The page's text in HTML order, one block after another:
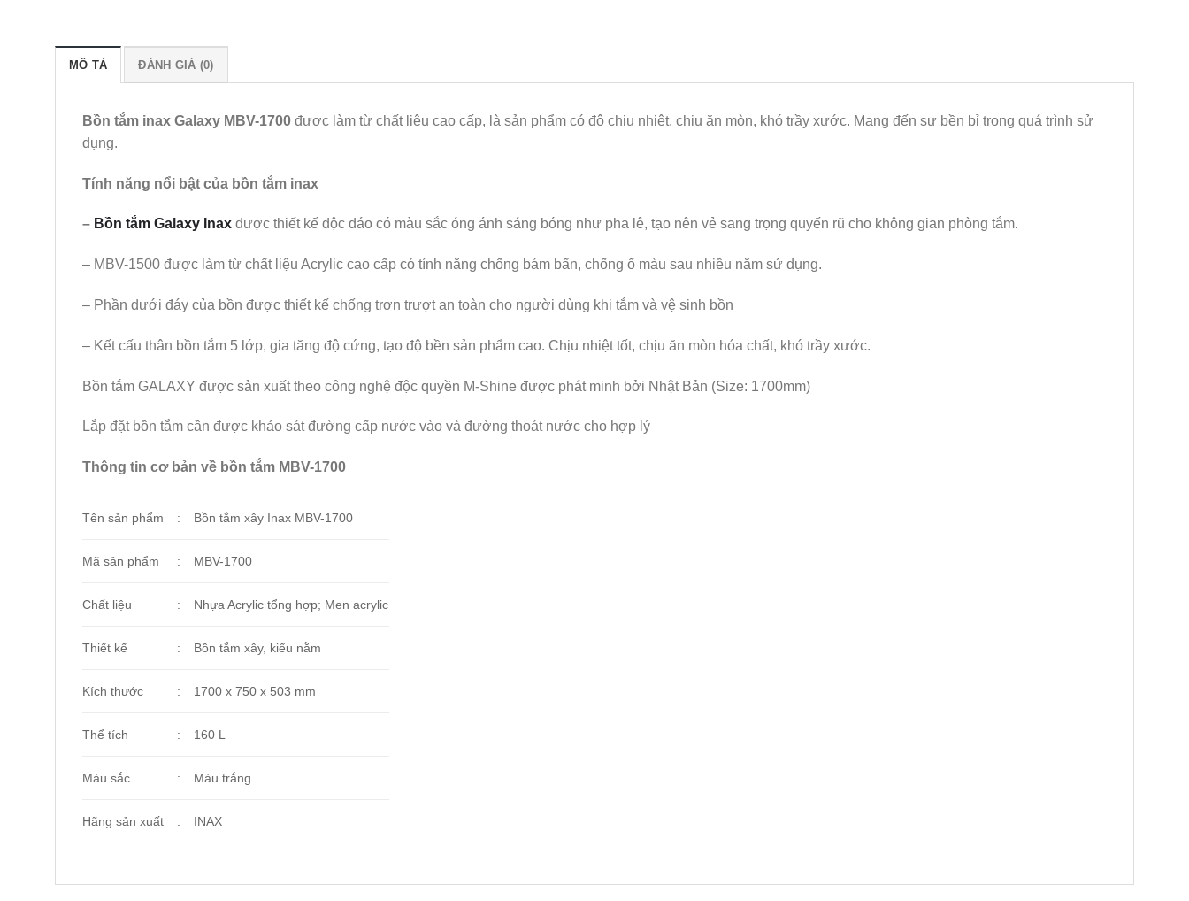
MÔ TẢ ĐÁNH GIÁ (0)
Bồn tắm inax Galaxy MBV-1700 được làm từ chất liệu cao cấp, là sản phẩm có độ chịu nhiệt, chịu ăn mòn, khó trầy xước. Mang đến sự bền bỉ trong quá trình sử
dụng.
Tính năng nổi bật của bồn tắm inax
– Bồn tắm Galaxy Inax được thiết kế độc đáo có màu sắc óng ánh sáng bóng như pha lê, tạo nên vẻ sang trọng quyến rũ cho không gian phòng tắm.
– MBV-1500 được làm từ chất liệu Acrylic cao cấp có tính năng chống bám bẩn, chống ố màu sau nhiều năm sử dụng.
– Phần dưới đáy của bồn được thiết kế chống trơn trượt an toàn cho người dùng khi tắm và vệ sinh bồn
– Kết cấu thân bồn tắm 5 lớp, gia tăng độ cứng, tạo độ bền sản phẩm cao. Chịu nhiệt tốt, chịu ăn mòn hóa chất, khó trầy xước.
Bồn tắm GALAXY được sản xuất theo công nghệ độc quyền M-Shine được phát minh bởi Nhật Bản (Size: 1700mm)
Lắp đặt bồn tắm cần được khảo sát đường cấp nước vào và đường thoát nước cho hợp lý
Thông tin cơ bản về bồn tắm MBV-1700
Tên sản phẩm : Bồn tắm xây Inax MBV-1700
Mã sản phẩm : MBV-1700
Chất liệu : Nhựa Acrylic tổng hợp; Men acrylic
Thiết kế : Bồn tắm xây, kiểu nằm
Kích thước : 1700 x 750 x 503 mm
Thể tích : 160 L
Màu sắc : Màu trắng
Hãng sản xuất : INAX